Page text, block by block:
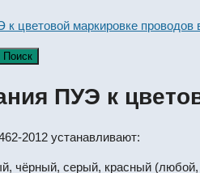
к цветовой маркировке проводов
ПУЭ к
2012 устанавливают:
чёрный, серый, красный (любой,